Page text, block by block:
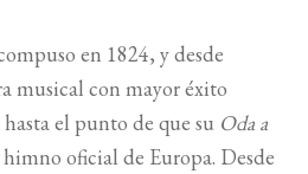
en 1824, y desde
musical con mayor éxito
el punto de que su Oda a
oficial de Europa. Desde